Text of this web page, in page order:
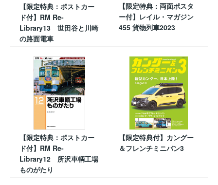
【限定特典：ポストカー
ド付】RM Re-
Library13 世田谷と川崎
の路面電車
【限定特典：両面ポスタ
ー付】レイル・マガジン
455 貨物列車2023
【限定特典：ポストカー
ド付】RM Re-
Library12 所沢車輌工場
ものがたり
【限定特典付】カングー
＆フレンチミニバン3